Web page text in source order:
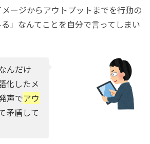
メージからアウトプットまでを行動の
」なんてことを自分で言ってしまい
んだけ
化したメ
声でアウ
矛盾して